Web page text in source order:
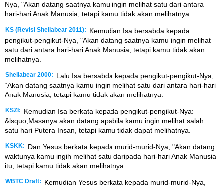
Nya, "Akan datang saatnya kamu ingin melihat satu dari antara
hari-hari Anak Manusia, tetapi kamu tidak akan melihatnya.
KS (Revisi Shellabear 2011):
Kemudian Isa bersabda kepada
pengikut-pengikut-Nya, "Akan datang saatnya kamu ingin melihat
satu dari antara hari-hari Anak Manusia, tetapi kamu tidak akan
melihatnya.
Shellabear 2000:
Lalu Isa bersabda kepada pengikut-pengikut-Nya,
“Akan datang saatnya kamu ingin melihat satu dari antara hari-hari
Anak Manusia, tetapi kamu tidak akan melihatnya.
KSZI:
Kemudian Isa berkata kepada pengikut-pengikut-Nya:
&lsquo;Masanya akan datang apabila kamu ingin melihat salah
satu hari Putera Insan, tetapi kamu tidak dapat melihatnya.
KSKK:
Dan Yesus berkata kepada murid-murid-Nya, "Akan datang
waktunya kamu ingih melihat satu daripada hari-hari Anak Manusia
itu, tetapi kamu tidak akan melihatnya.
WBTC Draft:
Kemudian Yesus berkata kepada murid-murid-Nya,